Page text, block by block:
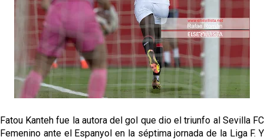
fichajes
Opinión | "Carta abierta a Alberto Flores" por Rafa
El Sevilla oficializa el traspaso de Sow
reflejado que podemos tirar para delante y
trabajamos con ilusión
Fatou Kanteh fue la autora del gol que dio el triunfo al Sevilla FC
Femenino ante el Espanyol en la séptima jornada de la Liga F. Y